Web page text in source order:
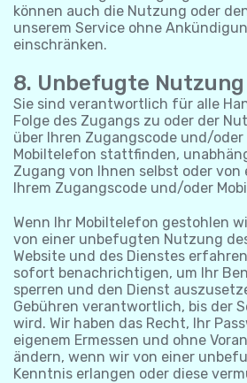
können auch die Nutzung oder
unserem Service ohne
einschränken.
8. Unbefugte Nutzung
Sie sind verantwortlich für alle
Folge des Zugangs zu oder der
über Ihren Zugangscode und/oder
Mobiltelefon stattfinden,
Zugang von Ihnen selbst oder
Ihrem Zugangscode und/oder
Wenn Ihr Mobiltelefon gestohlen
von einer unbefugten Nutzung
Website und des Dienstes
sofort benachrichtigen, um Ihr
sperren und den Dienst
Gebühren verantwortlich, bis der
wird. Wir haben das Recht, Ihr
eigenem Ermessen und ohne
ändern, wenn wir von einer
Kenntnis erlangen oder diese